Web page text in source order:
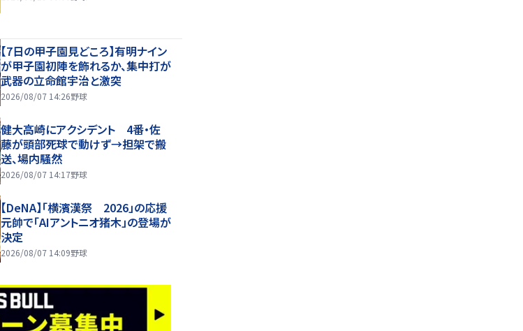
【7日の甲子園見どころ】有明ナイン
が甲子園初陣を飾れるか、集中打が
武器の立命館宇治と激突
2026/08/07 14:26野球
健大高崎にアクシデント 4番・佐
藤が頭部死球で動けず→担架で搬
送、場内騒然
2026/08/07 14:17野球
【DeNA】「横濱漢祭 2026」の応援
元帥で「AIアントニオ猪木」の登場が
決定
2026/08/07 14:09野球